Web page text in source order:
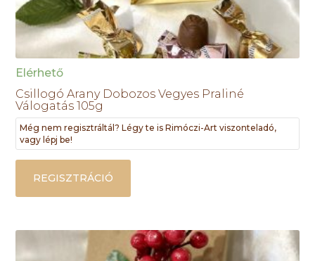
Elérhető
Csillogó Arany Dobozos Vegyes Praliné
Válogatás 105g
Még nem regisztráltál? Légy te is Rimóczi-Art viszonteladó,
vagy lépj be!
REGISZTRÁCIÓ